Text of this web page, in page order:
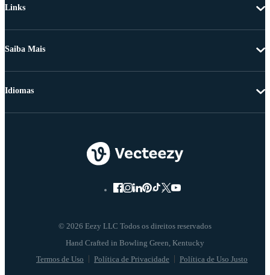
Links
Saiba Mais
© 2026 Eezy LLC Todos os direitos reservados
Termos de Uso Política de Privacidade Política de Uso Justo
Idiomas